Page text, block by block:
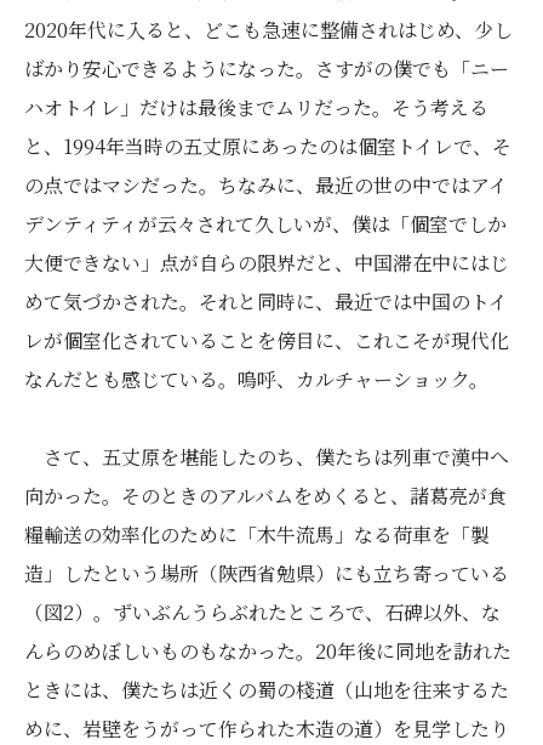
2020年代に入ると、どこも急速に整備されはじめ、少し
ばかり安心できるようになった。さすがの僕でも「ニー
ハオトイレ」だけは最後までムリだった。そう考える
と、1994年当時の五丈原にあったのは個室トイレで、そ
の点ではマシだった。ちなみに、最近の世の中ではアイ
デンティティが云々されて久しいが、僕は「個室でしか
大便できない」点が自らの限界だと、中国滞在中にはじ
めて気づかされた。それと同時に、最近では中国のトイ
レが個室化されていることを傍目に、これこそが現代化
なんだとも感じている。嗚呼、カルチャーショック。
さて、五丈原を堪能したのち、僕たちは列車で漢中へ
向かった。そのときのアルバムをめくると、諸葛亮が食
糧輸送の効率化のために「木牛流馬」なる荷車を「製
造」したという場所（陝西省勉県）にも立ち寄っている
（図2）。ずいぶんうらぶれたところで、石碑以外、な
んらのめぼしいものもなかった。20年後に同地を訪れた
ときには、僕たちは近くの蜀の棧道（山地を往来するた
めに、岩壁をうがって作られた木造の道）を見学したり